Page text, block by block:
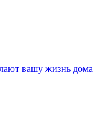
вашу жизнь дома